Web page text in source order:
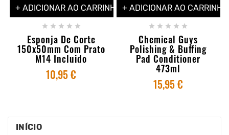
+ ADICIONAR AO CARRINHO
    
Esponja De Corte
150x50mm Com Prato
M14 Incluido
10,95 €
+ ADICIONAR AO CARRINHO
    
Chemical Guys
Polishing & Buffing
Pad Conditioner
473ml
15,95 €
INÍCIO